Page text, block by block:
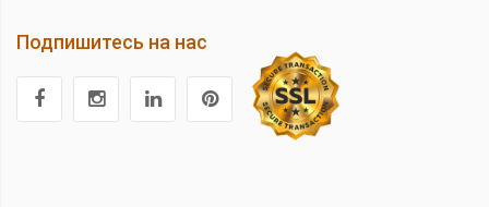
Подпишитесь на нас